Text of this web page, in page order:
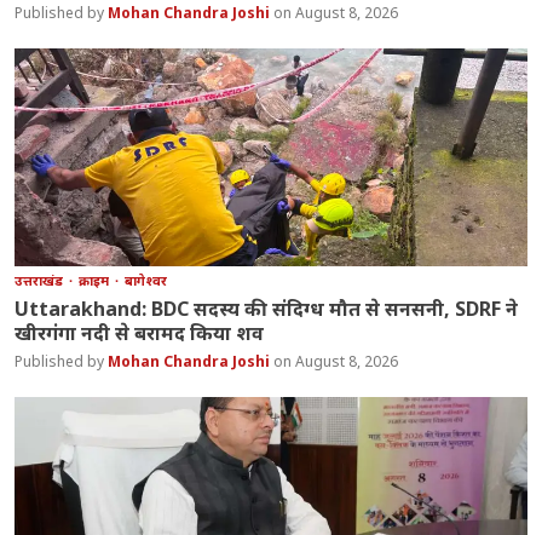
Mohan Chandra Joshi August 8, 2026
उत्तराखंड क्राइम बागेश्वर
Uttarakhand: BDC सदस्य की संदिग्ध मौत से सनसनी, SDRF ने
खीरगंगा नदी से बरामद किया शव
Mohan Chandra Joshi August 8, 2026